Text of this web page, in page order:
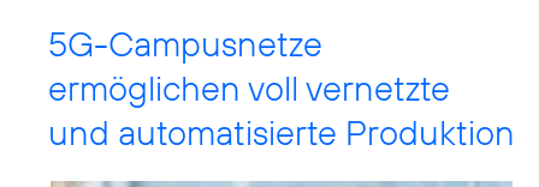
5G-Campusnetze
ermöglichen voll vernetzte
und automatisierte Produktion